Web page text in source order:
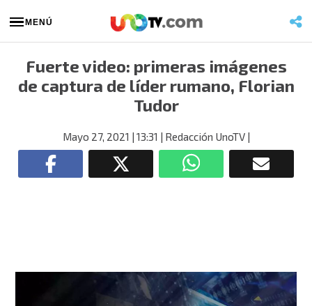
MENÚ
Fuerte video: primeras imágenes
de captura de líder rumano, Florian
Tudor
Mayo 27, 2021 | 13:31 | Redacción UnoTV|